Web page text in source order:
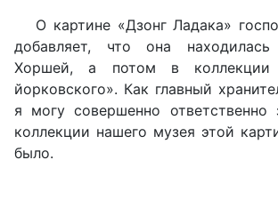
О картине «Дзонг Ладака»
добавляет, что она
Хоршей, а потом в
йорковского». Как главный
я могу совершенно ответственно
коллекции нашего музея этой
было.